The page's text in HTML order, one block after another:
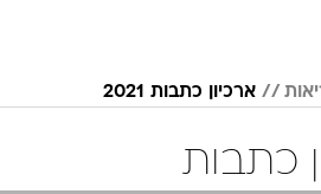
ארכיון כתבות 2021
כתבות